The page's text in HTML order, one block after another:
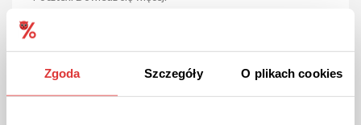
Zgoda Szczegóły O plikach cookies
Kupon ważny do odwołania